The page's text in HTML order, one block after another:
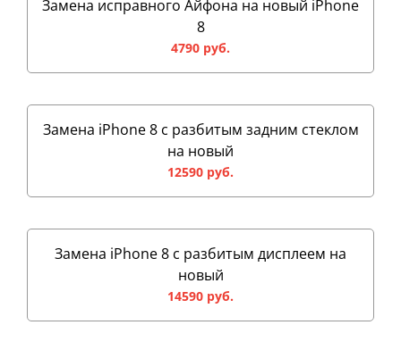
Замена исправного Айфона на новый iPhone
8
4790 руб.
Замена iPhone 8 с разбитым задним стеклом
на новый
12590 руб.
Замена iPhone 8 с разбитым дисплеем на
новый
14590 руб.